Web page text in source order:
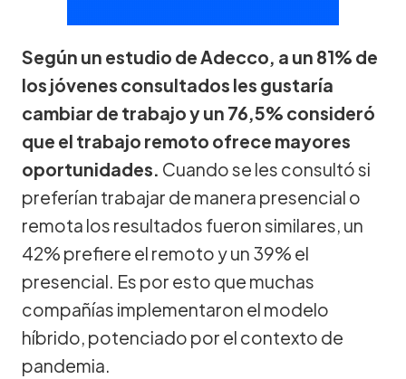
Según un estudio de Adecco, a un 81% de
los jóvenes consultados les gustaría
cambiar de trabajo y un 76,5% consideró
que el trabajo remoto ofrece mayores
oportunidades. Cuando se les consultó si
preferían trabajar de manera presencial o
remota los resultados fueron similares, un
42% prefiere el remoto y un 39% el
presencial. Es por esto que muchas
compañías implementaron el modelo
híbrido, potenciado por el contexto de
pandemia.